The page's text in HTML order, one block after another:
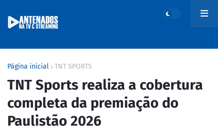
Página inicial TNT SPORTS
TNT Sports realiza a cobertura
completa da premiação do
Paulistão 2026